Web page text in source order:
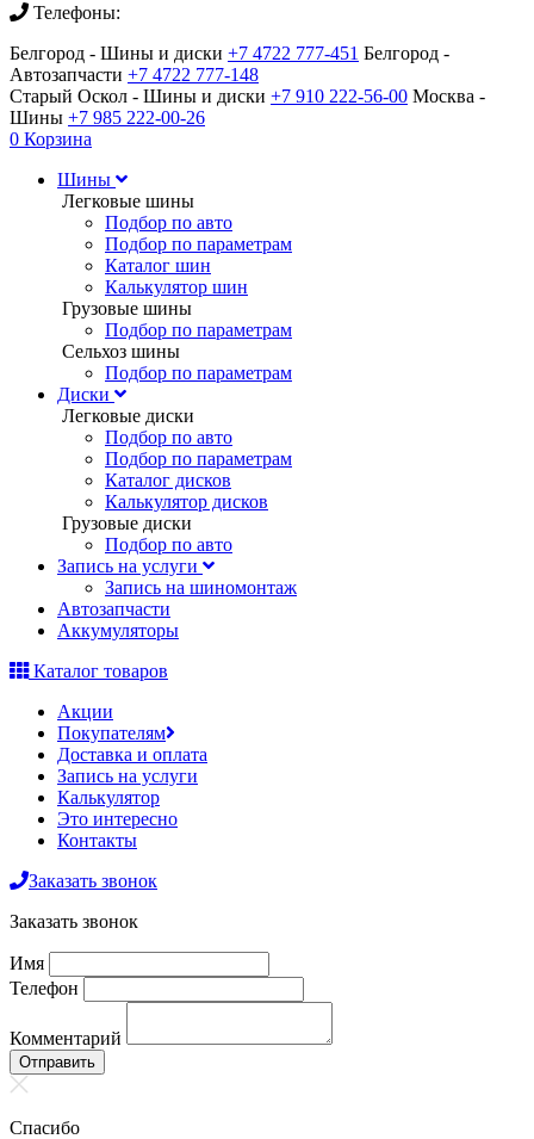
Телефоны:
Белгород - Шины и диски +7 4722 777-451 Белгород -
Автозапчасти +7 4722 777-148
Старый Оскол - Шины и диски +7 910 222-56-00 Москва -
Шины +7 985 222-00-26
0 Корзина
Шины
Легковые шины
Подбор по авто
Подбор по параметрам
Каталог шин
Калькулятор шин
Грузовые шины
Подбор по параметрам
Сельхоз шины
Подбор по параметрам
Диски
Легковые диски
Подбор по авто
Подбор по параметрам
Каталог дисков
Калькулятор дисков
Грузовые диски
Подбор по авто
Запись на услуги
Запись на шиномонтаж
Автозапчасти
Аккумуляторы
Каталог товаров
Акции
Покупателям
Доставка и оплата
Запись на услуги
Калькулятор
Это интересно
Контакты
Заказать звонок
Заказать звонок
Имя
Телефон
Комментарий
Отправить
Спасибо